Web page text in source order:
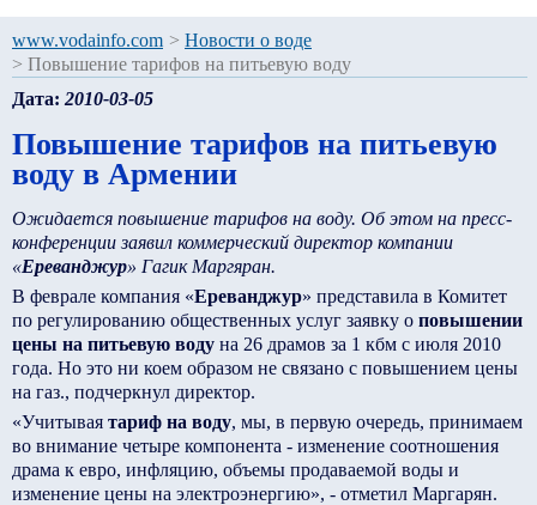
www.vodainfo.com > Новости о воде
> Повышение тарифов на питьевую воду
Дата: 2010-03-05
Повышение тарифов на питьевую
воду в Армении
Ожидается повышение тарифов на воду. Об этом на пресс-
конференции заявил коммерческий директор компании
«Ереванджур» Гагик Маргяран.
В феврале компания «Ереванджур» представила в Комитет
по регулированию общественных услуг заявку о повышении
цены на питьевую воду на 26 драмов за 1 кбм с июля 2010
года. Но это ни коем образом не связано с повышением цены
на газ., подчеркнул директор.
«Учитывая тариф на воду, мы, в первую очередь, принимаем
во внимание четыре компонента - изменение соотношения
драма к евро, инфляцию, объемы продаваемой воды и
изменение цены на электроэнергию», - отметил Маргарян.